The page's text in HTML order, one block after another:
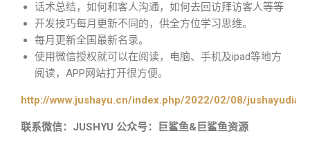
话术总结，如何和客人沟通，如何去回访拜访客人等等
开发技巧每月更新不同的，供全方位学习思维。
每月更新全国最新名录。
使用微信授权就可以在阅读，电脑、手机及ipad等地方
阅读，APP网站打开很方便。
http://www.jushayu.cn/index.php/2022/02/08/
联系微信：JUSHYU 公众号：巨鲨鱼&巨鲨鱼资源